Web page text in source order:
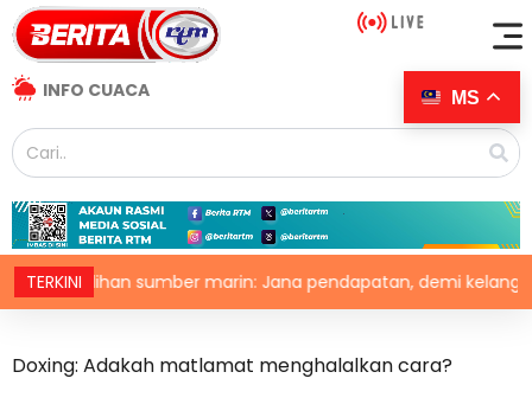
INFO CUACA
TERKINI
sumber marin: Jana pendapatan, demi kelangsungan
Doxing: Adakah matlamat menghalalkan cara?
MS